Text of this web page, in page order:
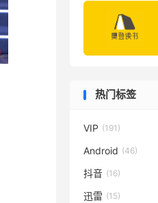
热门标签
VIP (191)
Android (46)
抖音 (16)
迅雷 (15)